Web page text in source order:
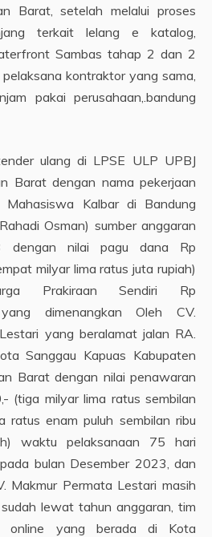
Barat, setelah melalui proses
terkait lelang e katalog,
Sambas tahap 2 dan 2
kontraktor yang sama,
pakai perusahaan,.bandung
ulang di LPSE ULP UPBJ
Barat dengan nama pekerjaan
Mahasiswa Kalbar di Bandung
Osman) sumber anggaran
dengan nilai pagu dana Rp
milyar lima ratus juta rupiah)
Prakiraan Sendiri Rp
dimenangkan Oleh CV.
yang beralamat jalan RA.
Sanggau Kapuas Kabupaten
Barat dengan nilai penawaran
(tiga milyar lima ratus sembilan
ratus enam puluh sembilan ribu
waktu pelaksanaan 75 hari
bulan Desember 2023, dan
Makmur Permata Lestari masih
lewat tahun anggaran, tim
online yang berada di Kota